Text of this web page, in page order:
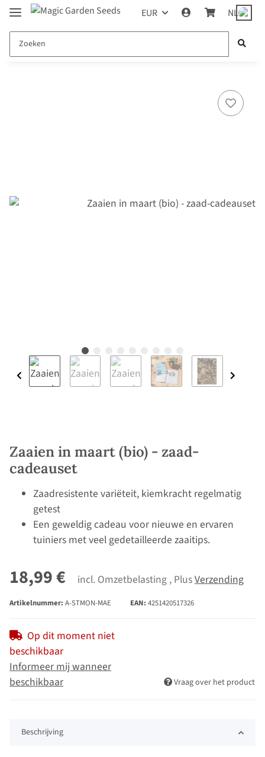
EUR NL
Zaaien in maart (bio) - zaad-
cadeauset
Zaadresistente variëteit, kiemkracht regelmatig
getest
Een geweldig cadeau voor nieuwe en ervaren
tuiniers met veel gedetailleerde zaaitips.
18,99 € incl. Omzetbelasting , PlusVerzending
Artikelnummer: A-STMON-MAE EAN: 4251420517326
Op dit moment niet
beschikbaar
Informeer mij wanneer
beschikbaar
Vraag over het product
Beschrijving